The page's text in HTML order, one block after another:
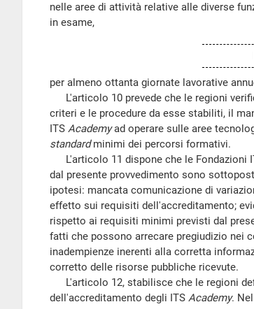
nelle aree di attività relative alle diverse
in esame,
per almeno ottanta giornate lavorative
L'articolo 10 prevede che le regioni
criteri e le procedure da esse stabiliti, il
ITS Academyad operare sulle aree
standardminimi dei percorsi formativi.
L'articolo 11 dispone che le Fondazioni
dal presente provvedimento sono
ipotesi: mancata comunicazione di
effetto sui requisiti dell'accreditamento;
rispetto ai requisiti minimi previsti dal
fatti che possono arrecare pregiudizio nei
inadempienze inerenti alla corretta
corretto delle risorse pubbliche ricevute.
L'articolo 12, stabilisce che le regioni
dell'accreditamento degli ITS Academy.